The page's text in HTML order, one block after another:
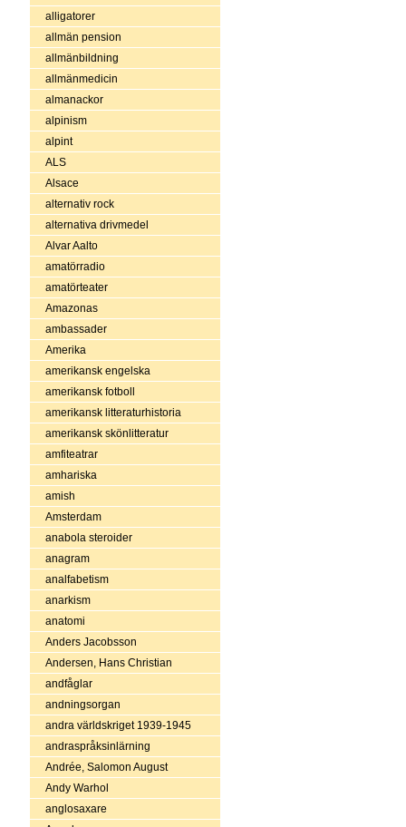
alligatorer
allmän pension
allmänbildning
allmänmedicin
almanackor
alpinism
alpint
ALS
Alsace
alternativ rock
alternativa drivmedel
Alvar Aalto
amatörradio
amatörteater
Amazonas
ambassader
Amerika
amerikansk engelska
amerikansk fotboll
amerikansk litteraturhistoria
amerikansk skönlitteratur
amfiteatrar
amhariska
amish
Amsterdam
anabola steroider
anagram
analfabetism
anarkism
anatomi
Anders Jacobsson
Andersen, Hans Christian
andfåglar
andningsorgan
andra världskriget 1939-1945
andraspråksinlärning
Andrée, Salomon August
Andy Warhol
anglosaxare